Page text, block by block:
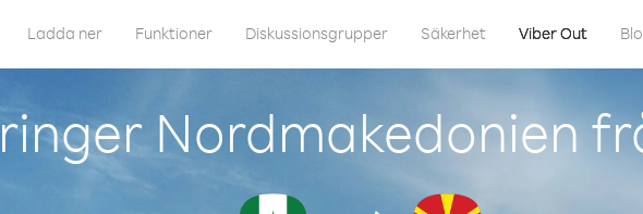
Ladda ner Funktioner Diskussionsgrupper Säkerhet Viber Out
Nordmakedonien